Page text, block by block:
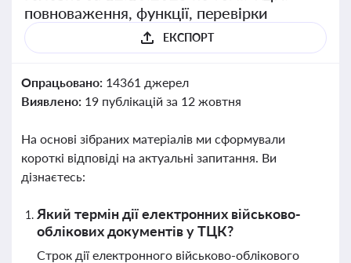
повноваження, функції, перевірки
ЕКСПОРТ
Опрацьовано: 14361 джерел
Виявлено: 19 публікацій за 12 жовтня
На основі зібраних матеріалів ми сформували
короткі відповіді на актуальні запитання. Ви
дізнаєтесь:
Який термін дії електронних військово-
облікових документів у ТЦК?
Строк дії електронного військово-облікового